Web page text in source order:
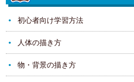
初心者向け学習方法
人体の描き方
物・背景の描き方